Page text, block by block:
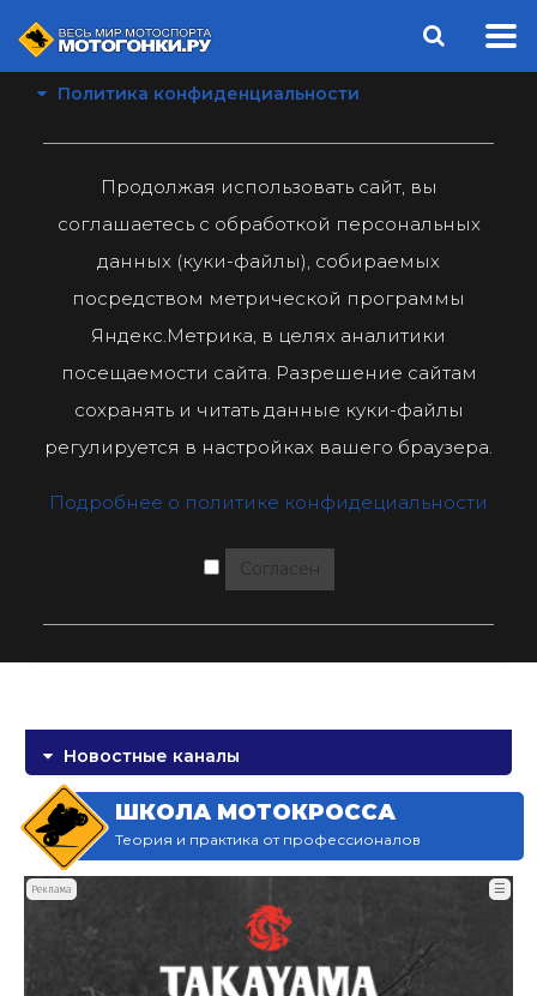
Политика конфиденциальности
Продолжая использовать сайт, вы
соглашаетесь с обработкой персональных
данных (куки-файлы), собираемых
посредством метрической программы
Яндекс.Метрика, в целях аналитики
посещаемости сайта. Разрешение сайтам
сохранять и читать данные куки-файлы
регулируется в настройках вашего браузера.
Подробнее о политике конфидециальности
Согласен
Новостные каналы
ШКОЛА МОТОКРОССА
Теория и практика от профессионалов
Реклама ☰